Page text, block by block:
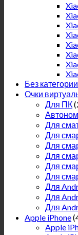
Без категории
Очки
Для ПК
Для
Для
Для
Для
Для
Для
Для
Для
Для
Apple iPhone
Apple